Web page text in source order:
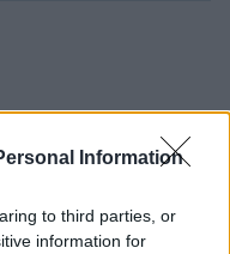
Information
to third parties, or
information for